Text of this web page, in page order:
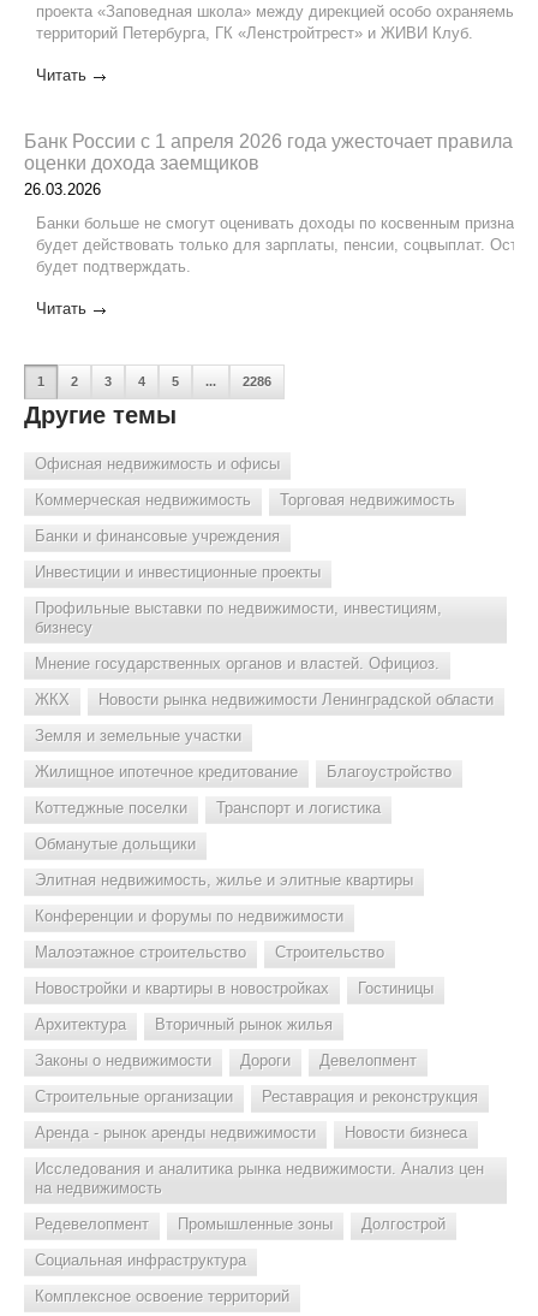
проекта «Заповедная школа» между дирекцией особо охраняемых
территорий Петербурга, ГК «Ленстройтрест» и ЖИВИ Клуб.
Читать
Банк России с 1 апреля 2026 года ужесточает правила
оценки дохода заемщиков
26.03.2026
Банки больше не смогут оценивать доходы по косвенным
будет действовать только для зарплаты, пенсии, соцвыплат.
будет подтверждать.
Читать
1 2 3 4 5 ... 2286
Другие темы
Офисная недвижимость и офисы
Коммерческая недвижимость
Торговая недвижимость
Банки и финансовые учреждения
Инвестиции и инвестиционные проекты
Профильные выставки по недвижимости, инвестициям,
бизнесу
Мнение государственных органов и властей. Официоз.
ЖКХ
Новости рынка недвижимости Ленинградской области
Земля и земельные участки
Жилищное ипотечное кредитование
Благоустройство
Коттеджные поселки
Транспорт и логистика
Обманутые дольщики
Элитная недвижимость, жилье и элитные квартиры
Конференции и форумы по недвижимости
Малоэтажное строительство
Строительство
Новостройки и квартиры в новостройках
Гостиницы
Архитектура
Вторичный рынок жилья
Законы о недвижимости
Дороги
Девелопмент
Строительные организации
Реставрация и реконструкция
Аренда - рынок аренды недвижимости
Новости бизнеса
Исследования и аналитика рынка недвижимости. Анализ цен
на недвижимость
Редевелопмент
Промышленные зоны
Долгострой
Социальная инфраструктура
Комплексное освоение территорий